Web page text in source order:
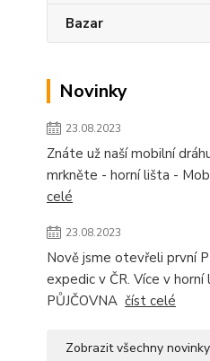
Bazar
Novinky
23.08.2023
Znáte už naší mobilní
mrkněte - horní lišta -
celé
23.08.2023
Nově jsme otevřeli první
expedic v ČR. Více v horní
PŮJČOVNA číst celé
Zobrazit všechny novinky